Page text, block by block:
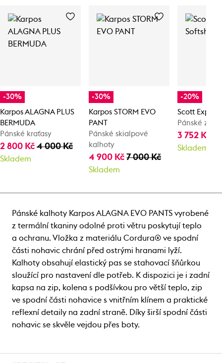
-30%
Karpos ALAGNA PLUS
BERMUDA
Pánské kraťasy
2 800 Kč 4 000 Kč
Skladem
-30%
Karpos STORM EVO
PANT
Pánské skialpové
kalhoty
4 900 Kč7 000 Kč
Skladem
-20%
Scott
Pánské
3 752 Kč
Skladem
Pánské kalhoty Karpos ALAGNA EVO PANTS vyrobené
z termální tkaniny odolné proti větru poskytují teplo
a ochranu. Vložka z materiálu Cordura® ve spodní
části nohavic chrání před ostrými hranami lyží.
Kalhoty obsahují elastický pas se stahovací šňůrkou
sloužící pro nastavení dle potřeb. K dispozici je i zadní
kapsa na zip, kolena s podšívkou pro větší teplo, zip
ve spodní části nohavice s vnitřním klínem a praktické
reflexní detaily na zadní straně. Díky širší spodní části
nohavic se skvěle vejdou přes boty.